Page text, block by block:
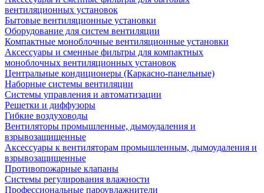
вентиляционных установок
Бытовые вентиляционные установки
Оборудование для систем вентиляции
Компактные моноблочные вентиляционные установки
Аксессуары и сменные фильтры для компактных
моноблочных вентиляционных установок
Центральные кондиционеры (Каркасно-панельные)
Наборные системы вентиляции
Системы управления и автоматизации
Решетки и диффузоры
Гибкие воздуховоды
Вентиляторы промышленные, дымоудаления и
взрывозащищенные
Аксессуары к вентиляторам промышленным, дымоудаления и
взрывозащищенные
Противопожарные клапаны
Системы регулирования влажности
Профессиональные пароувлажнители